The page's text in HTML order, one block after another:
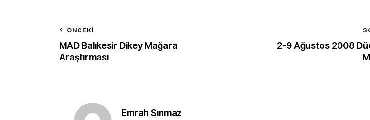
ÖNCEKI
MAD Balıkesir Dikey Mağara
Araştırması
2-9 Ağustos 2008
Emrah Sınmaz